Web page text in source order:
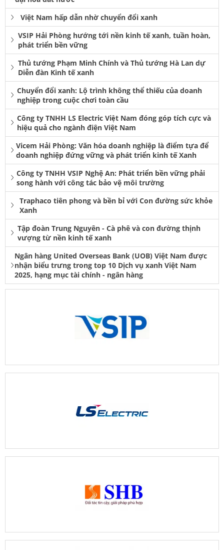
Việt Nam hấp dẫn nhờ chuyển đổi xanh
VSIP Hải Phòng hướng tới nền kinh tế xanh, tuần hoàn,
phát triển bền vững
Thủ tướng Phạm Minh Chính và Thủ tướng Hà Lan dự
Diễn đàn Kinh tế xanh
Chuyển đổi xanh: Lộ trình không thể thiếu của doanh
nghiệp trong cuộc chơi toàn cầu
Công ty TNHH LS Electric Việt Nam đóng góp tích cực và
hiệu quả cho ngành điện Việt Nam
Vicem Hải Phòng: Văn hóa doanh nghiệp là điểm tựa để
doanh nghiệp đứng vững và phát triển kinh tế Xanh
Công ty TNHH VSIP Nghệ An: Phát triển bền vững phải
song hành với công tác bảo vệ môi trường
Traphaco tiên phong và bền bỉ với Con đường sức khỏe
Xanh
Tập đoàn Trung Nguyên - Cà phê và con đường thịnh
vượng từ nền kinh tế xanh
Ngân hàng United Overseas Bank (UOB) Việt Nam được
nhận biểu trưng trong top 10 Dịch vụ xanh Việt Nam
2025, hạng mục tài chính - ngân hàng